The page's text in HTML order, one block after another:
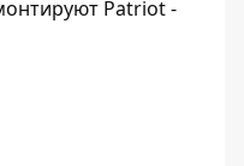
Patriot -